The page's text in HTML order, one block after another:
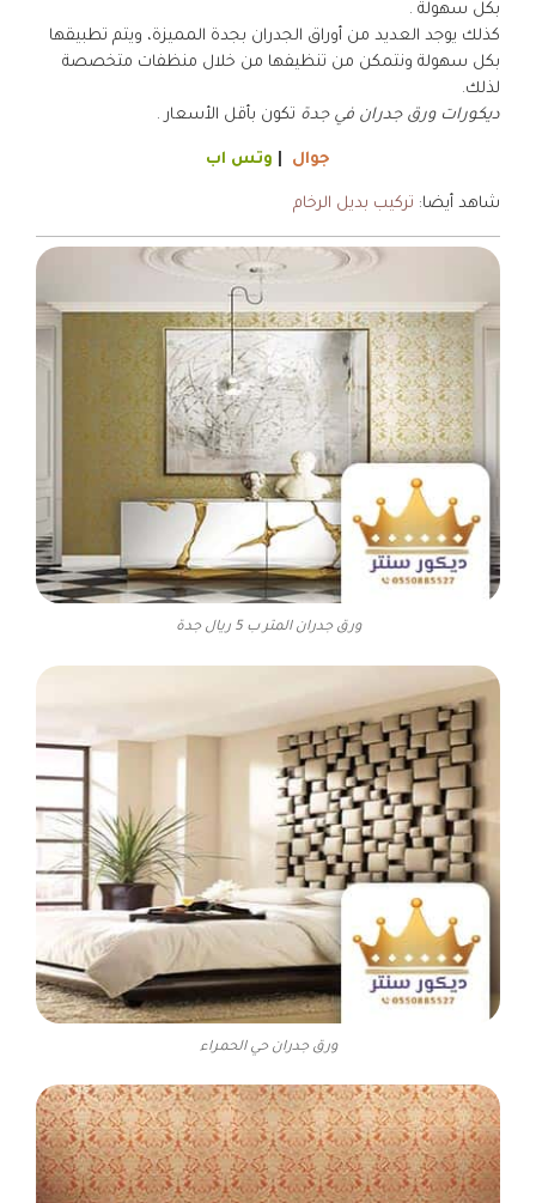
بكل سهولة .
كذلك يوجد العديد من أوراق الجدران بجدة المميزة، ويتم تطبيقها
بكل سهولة ونتمكن من تنظيفها من خلال منظفات متخصصة
لذلك.
ديكورات ورق جدران في جدة تكون بأقل الأسعار .
جوال وتس اب
شاهد أيضا: تركيب بديل الرخام
ورق جدران المتر ب 5 ريال جدة
ورق جدران حي الحمراء